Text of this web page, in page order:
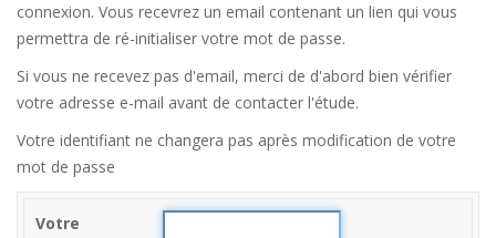
connexion. Vous recevrez un email contenant un lien qui vous
permettra de ré-initialiser votre mot de passe.
Si vous ne recevez pas d'email, merci de d'abord bien vérifier
votre adresse e-mail avant de contacter l'étude.
Votre identifiant ne changera pas après modification de votre
mot de passe
Votre